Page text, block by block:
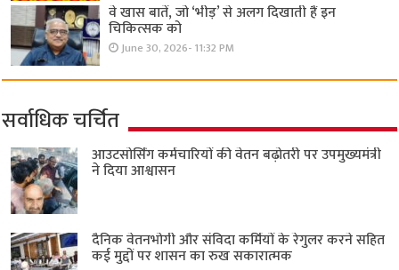
वे खास बातें, जो ‘भीड़’ से अलग दिखाती हैं इन
चिकित्सक को
June 30, 2026- 11:32 PM
सर्वाधिक चर्चित
आउटसोर्सिंग कर्मचारियों की वेतन बढ़ोतरी पर उपमुख्यमंत्री
ने दिया आश्वासन
दैनिक वेतनभोगी और संविदा कर्मियों के रेगुलर करने सहित
कई मुद्दों पर शासन का रुख सकारात्मक